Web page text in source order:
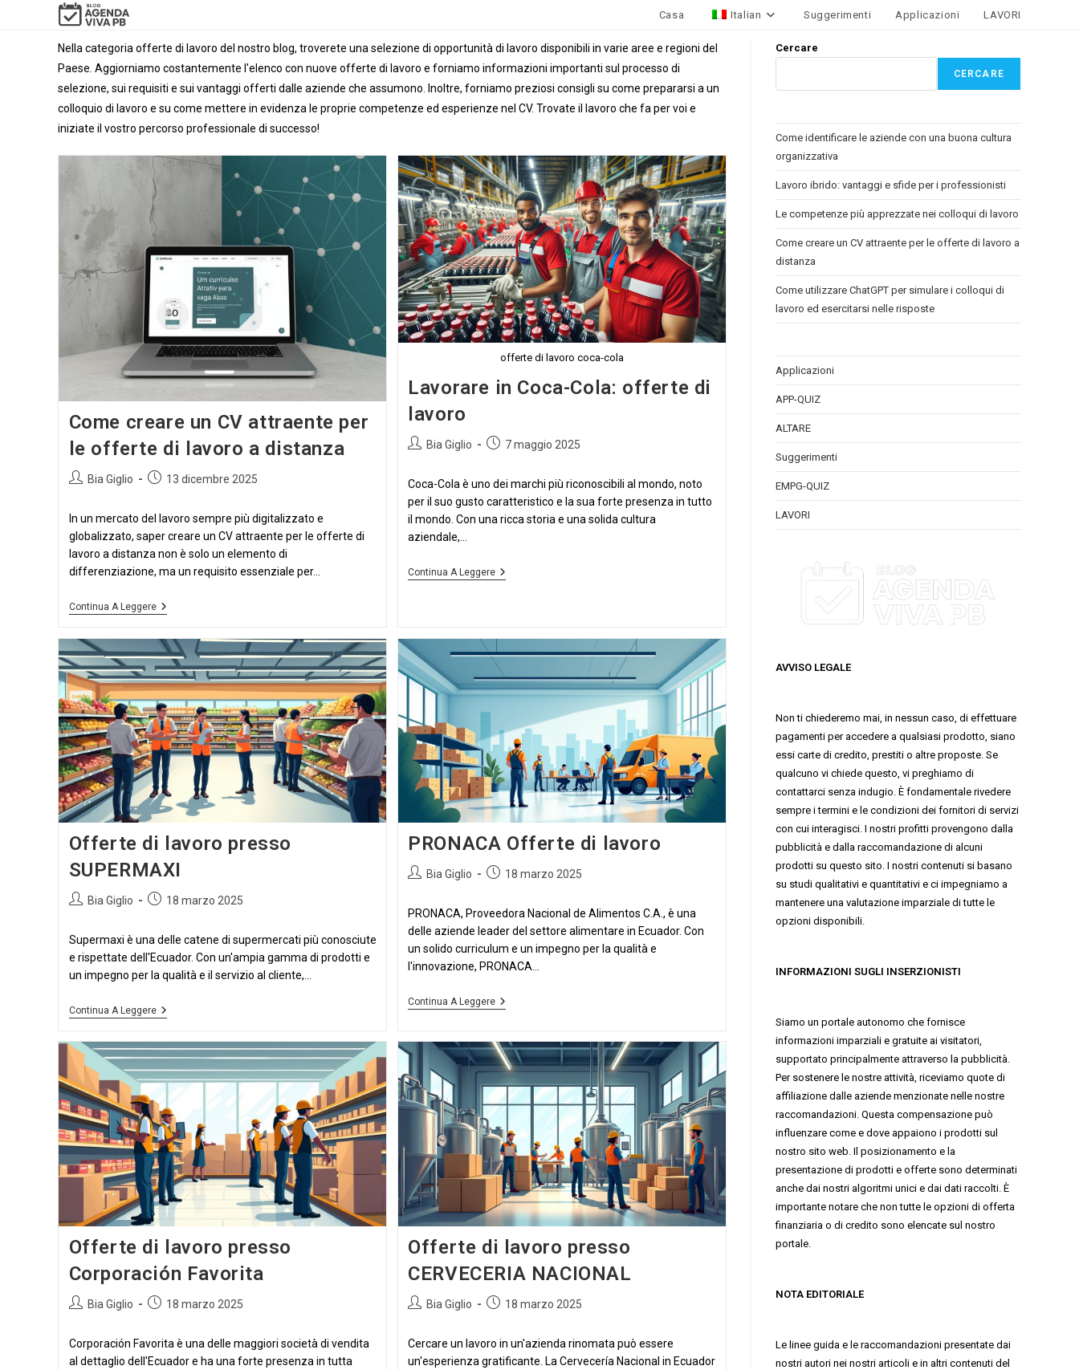
Casa Italian Suggerimenti Applicazioni LAVORI
Nella categoria offerte di lavoro del nostro blog, troverete una selezione di opportunità di lavoro disponibili in varie aree e regioni del
Paese. Aggiorniamo costantemente l'elenco con nuove offerte di lavoro e forniamo informazioni importanti sul processo di
selezione, sui requisiti e sui vantaggi offerti dalle aziende che assumono. Inoltre, forniamo preziosi consigli su come prepararsi a un
colloquio di lavoro e su come mettere in evidenza le proprie competenze ed esperienze nel CV. Trovate il lavoro che fa per voi e
iniziate il vostro percorso professionale di successo!
Come creare un CV attraente per
le offerte di lavoro a distanza
AutoreBia Giglio
Articolo13 dicembre 2025
In un mercato del lavoro sempre più digitalizzato e
globalizzato, saper creare un CV attraente per le offerte di
lavoro a distanza non è solo un elemento di
differenziazione, ma un requisito essenziale per...
Continua A LeggereCome
CV
Attraente
Per
Le
Offerte
Di
Lavoro
A
Distanza
offerte di lavoro coca-cola
Lavorare in Coca-Cola: offerte di
lavoro
AutoreBia Giglio
Articolo7 maggio 2025
Coca-Cola è uno dei marchi più riconoscibili al mondo, noto
per il suo gusto caratteristico e la sua forte presenza in tutto
il mondo. Con una ricca storia e una solida cultura
aziendale,...
Continua A LeggereLavorare
Di
Lavoro
Offerte di lavoro presso
SUPERMAXI
AutoreBia Giglio
Articolo18 marzo 2025
Supermaxi è una delle catene di supermercati più conosciute
e rispettate dell'Ecuador. Con un'ampia gamma di prodotti e
un impegno per la qualità e il servizio al cliente,...
Continua A LeggereOfferte
Presso
SUPERMAXI
PRONACA Offerte di lavoro
AutoreBia Giglio
Articolo18 marzo 2025
PRONACA, Proveedora Nacional de Alimentos C.A., è una
delle aziende leader del settore alimentare in Ecuador. Con
un solido curriculum e un impegno per la qualità e
l'innovazione, PRONACA...
Continua A LeggerePRONACA
Lavoro
Offerte di lavoro presso
Corporación Favorita
AutoreBia Giglio
Articolo18 marzo 2025
Corporación Favorita è una delle maggiori società di vendita
al dettaglio dell'Ecuador e ha una forte presenza in tutta
Offerte di lavoro presso
CERVECERIA NACIONAL
AutoreBia Giglio
Articolo18 marzo 2025
Cercare un lavoro in un'azienda rinomata può essere
un'esperienza gratificante. La Cervecería Nacional in Ecuador
Cercare
CERCARE
Come identificare le aziende con una buona cultura
organizzativa
Lavoro ibrido: vantaggi e sfide per i professionisti
Le competenze più apprezzate nei colloqui di lavoro
Come creare un CV attraente per le offerte di lavoro a
distanza
Come utilizzare ChatGPT per simulare i colloqui di
lavoro ed esercitarsi nelle risposte
Applicazioni
APP-QUIZ
ALTARE
Suggerimenti
EMPG-QUIZ
LAVORI
AVVISO LEGALE
Non ti chiederemo mai, in nessun caso, di effettuare
pagamenti per accedere a qualsiasi prodotto, siano
essi carte di credito, prestiti o altre proposte. Se
qualcuno vi chiede questo, vi preghiamo di
contattarci senza indugio. È fondamentale rivedere
sempre i termini e le condizioni dei fornitori di servizi
con cui interagisci. I nostri profitti provengono dalla
pubblicità e dalla raccomandazione di alcuni
prodotti su questo sito. I nostri contenuti si basano
su studi qualitativi e quantitativi e ci impegniamo a
mantenere una valutazione imparziale di tutte le
opzioni disponibili.
INFORMAZIONI SUGLI INSERZIONISTI
Siamo un portale autonomo che fornisce
informazioni imparziali e gratuite ai visitatori,
supportato principalmente attraverso la pubblicità.
Per sostenere le nostre attività, riceviamo quote di
affiliazione dalle aziende menzionate nelle nostre
raccomandazioni. Questa compensazione può
influenzare come e dove appaiono i prodotti sul
nostro sito web. Il posizionamento e la
presentazione di prodotti e offerte sono determinati
anche dai nostri algoritmi unici e dai dati raccolti. È
importante notare che non tutte le opzioni di offerta
finanziaria o di credito sono elencate sul nostro
portale.
NOTA EDITORIALE
Le linee guida e le raccomandazioni presentate dai
nostri autori nei nostri articoli e in altri contenuti del